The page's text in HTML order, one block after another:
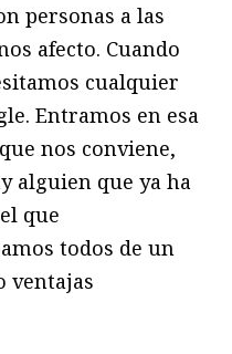
personas a las
afecto. Cuando
cualquier
Entramos en esa
nos conviene,
alguien que ya ha
que
todos de un
ventajas